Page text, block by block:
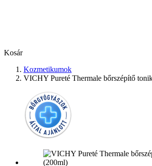
Kosár
Kozmetikumok
VICHY Pureté Thermale bőrszépítő